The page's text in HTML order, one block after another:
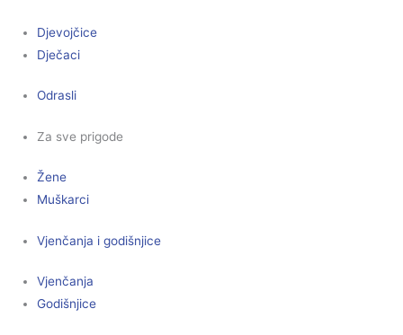
Djevojčice
Dječaci
Odrasli
Za sve prigode
Žene
Muškarci
Vjenčanja i godišnjice
Vjenčanja
Godišnjice